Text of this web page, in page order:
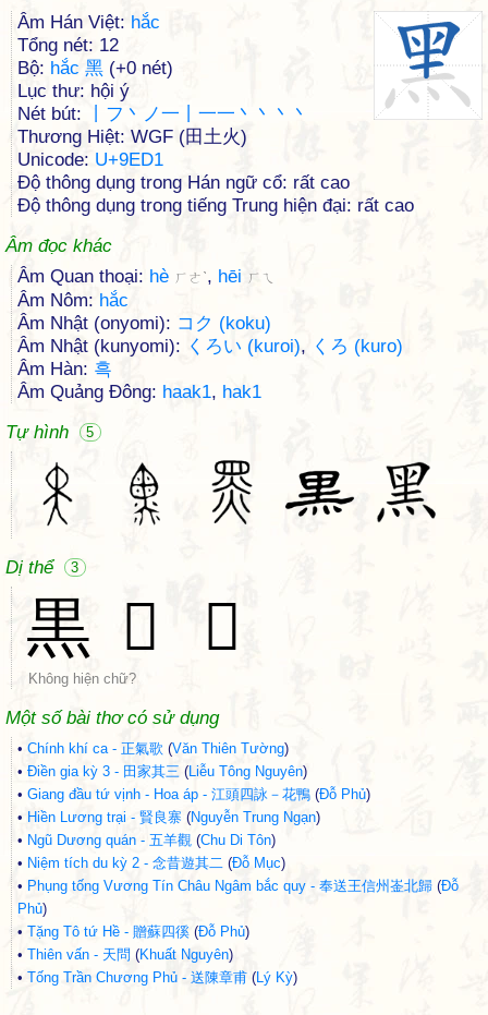
Âm Hán Việt: hắc
Tổng nét: 12
Bộ: hắc 黑 (+0 nét)
Lục thư: hội ý
Nét bút:
丨フ丶ノ一丨一一丶丶丶丶
Thương Hiệt: WGF (田土火)
Unicode: U+9ED1
Độ thông dụng trong Hán ngữ cổ: rất cao
Độ thông dụng trong tiếng Trung hiện đại: rất cao
Âm đọc khác
Âm Quan thoại: hè ㄏㄜˋ, hēi ㄏㄟ
Âm Nôm: hắc
Âm Nhật (onyomi): コク (koku)
Âm Nhật (kunyomi): くろい (kuroi), くろ (kuro)
Âm Hàn: 흑
Âm Quảng Đông: haak1, hak1
Tự hình
5
Dị thể 3
黒 𪐗 𪐫
Không hiện chữ?
Một số bài thơ có sử dụng
• Chính khí ca - 正氣歌 (Văn Thiên Tường)
• Điền gia kỳ 3 - 田家其三 (Liễu Tông Nguyên)
• Giang đầu tứ vịnh - Hoa áp - 江頭四詠－花鴨 (Đỗ Phủ)
• Hiền Lương trại - 賢良寨 (Nguyễn Trung Ngạn)
• Ngũ Dương quán - 五羊觀 (Chu Di Tôn)
• Niệm tích du kỳ 2 - 念昔遊其二 (Đỗ Mục)
• Phụng tống Vương Tín Châu Ngâm bắc quy - 奉送王信州崟北歸 (Đỗ
Phủ)
• Tặng Tô tứ Hề - 贈蘇四徯 (Đỗ Phủ)
• Thiên vấn - 天問 (Khuất Nguyên)
• Tống Trần Chương Phủ - 送陳章甫 (Lý Kỳ)